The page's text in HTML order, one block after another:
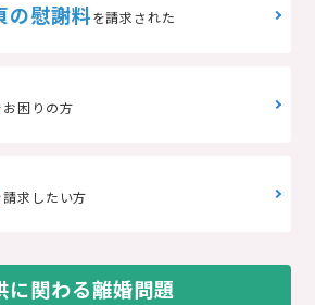
の慰謝料を請求された
お困りの方
請求したい方
に関わる離婚問題